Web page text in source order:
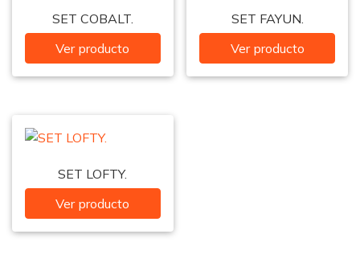
SET COBALT.
Ver producto
SET FAYUN.
Ver producto
SET LOFTY.
Ver producto